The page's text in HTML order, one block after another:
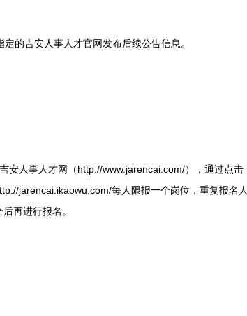
的吉安人事人才官网发布后续公告信息。
人事人才网（http://www.jarencai.com/），通过点击
jarencai.ikaowu.com/每人限报一个岗位，重复报名人
再进行报名。